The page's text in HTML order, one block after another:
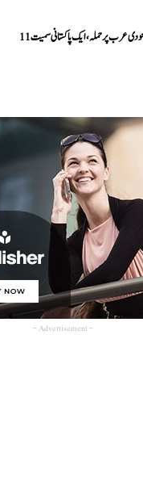
حوثی باغیوں کا سعودی عرب پر حملہ، ایک پاکستانی سمیت 11
- Advertisement -